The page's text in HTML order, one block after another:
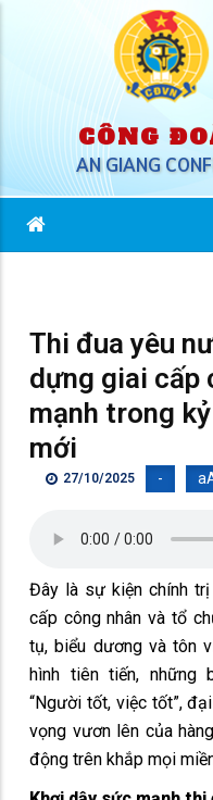
CÔNG
AN GIANG
Thi đua yêu
dựng giai cấp
mạnh trong
mới
27/10/2025 -
Đây là sự kiện chính
cấp công nhân và tổ
tụ, biểu dương và tôn
hình tiên tiến, những
“Người tốt, việc tốt”,
vọng vươn lên của
động trên khắp mọi